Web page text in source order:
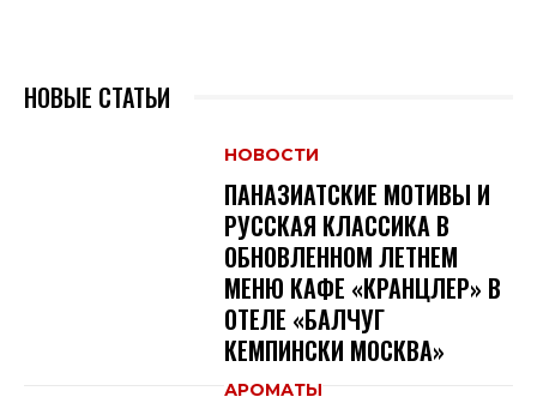
НОВЫЕ СТАТЬИ
НОВОСТИ
ПАНАЗИАТСКИЕ МОТИВЫ И
РУССКАЯ КЛАССИКА В
ОБНОВЛЕННОМ ЛЕТНЕМ
МЕНЮ КАФЕ «КРАНЦЛЕР» В
ОТЕЛЕ «БАЛЧУГ
КЕМПИНСКИ МОСКВА»
АРОМАТЫ